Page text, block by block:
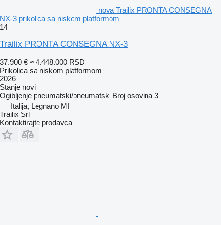
nova Trailix PRONTA CONSEGNA
NX-3 prikolica sa niskom platformom
14
Trailix PRONTA CONSEGNA NX-3
37.900 € ≈ 4.448.000 RSD
Prikolica sa niskom platformom
2026
Stanje novi
Ogibljenje pneumatski/pneumatski Broj osovina 3
Italija, Legnano MI
Trailix Srl
Kontaktirajte prodavca